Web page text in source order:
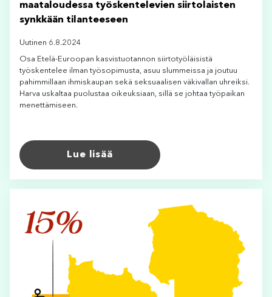
maataloudessa työskentelevien siirtolaisten
synkkään tilanteeseen
Uutinen 6.8.2024
Osa Etelä-Euroopan kasvistuotannon siirtotyöläisistä
työskentelee ilman työsopimusta, asuu slummeissa ja joutuu
pahimmillaan ihmiskaupan sekä seksuaalisen väkivallan uhreiksi.
Harva uskaltaa puolustaa oikeuksiaan, sillä se johtaa työpaikan
menettämiseen.
Lue lisää